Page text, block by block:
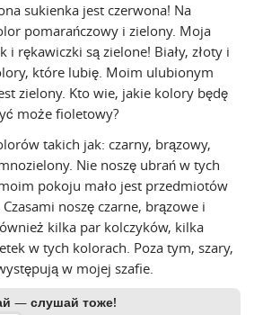
sukienka jest czerwona! Na
pomarańczowy i zielony. Moja
i rękawiczki są zielone! Biały, złoty i
które lubię. Moim ulubionym
zielony. Kto wie, jakie kolory będę
może fioletowy?
takich jak: czarny, brązowy,
Nie noszę ubrań w tych
pokoju mało jest przedmiotów
noszę czarne, brązowe i
kilka par kolczyków, kilka
w tych kolorach. Poza tym, szary,
w mojej szafie.
— слушай тоже!